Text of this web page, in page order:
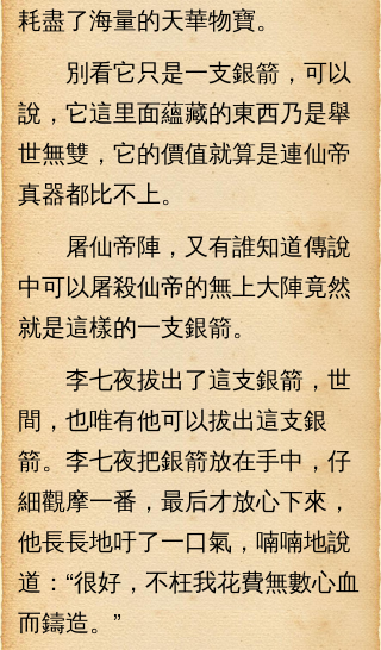
耗盡了海量的天華物寶。
別看它只是一支銀箭，可以
說，它這里面蘊藏的東西乃是舉
世無雙，它的價值就算是連仙帝
真器都比不上。
屠仙帝陣，又有誰知道傳說
中可以屠殺仙帝的無上大陣竟然
就是這樣的一支銀箭。
李七夜拔出了這支銀箭，世
間，也唯有他可以拔出這支銀
箭。李七夜把銀箭放在手中，仔
細觀摩一番，最后才放心下來，
他長長地吁了一口氣，喃喃地說
道：“很好，不枉我花費無數心血
而鑄造。”